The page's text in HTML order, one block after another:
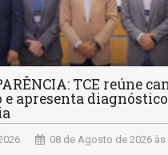
TCE reúne
e apresenta
08 de Agosto de 2026 às